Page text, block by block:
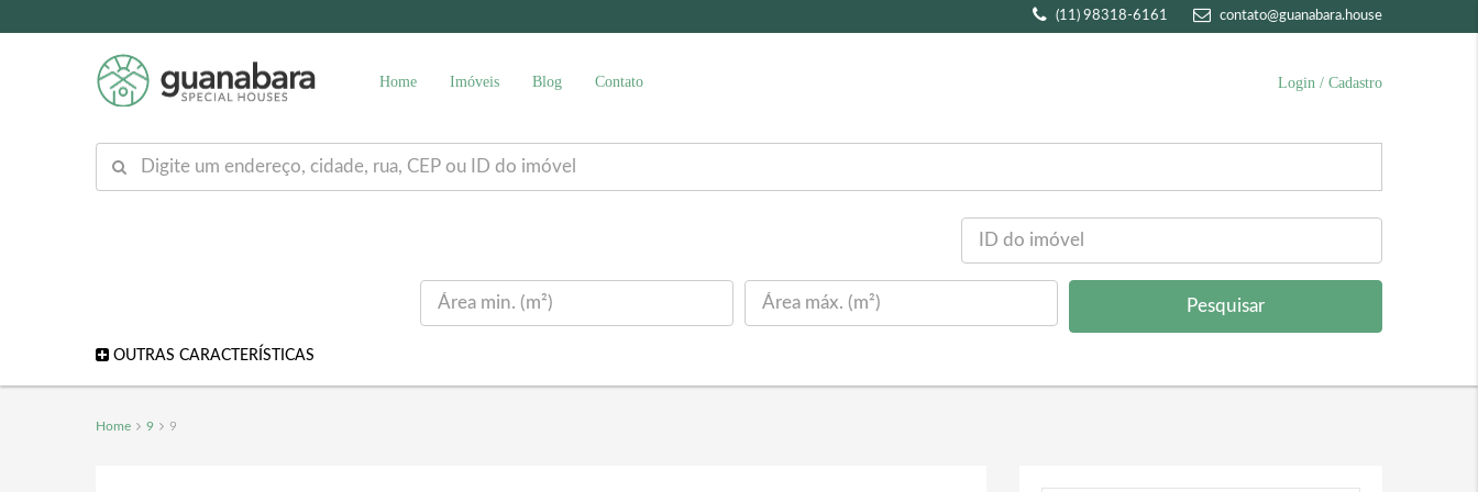
(11) 98318-6161 contato@guanabara.house
Home Imóveis Blog Contato Login / Cadastro
Pesquisar
OUTRAS CARACTERÍSTICAS
Home 9 9